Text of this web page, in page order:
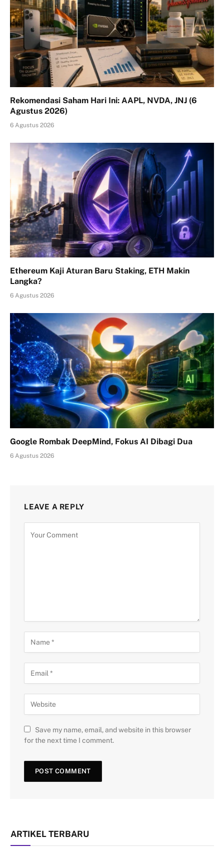
Rekomendasi Saham Hari Ini: AAPL, NVDA, JNJ (6
Agustus 2026)
6 Agustus 2026
Ethereum Kaji Aturan Baru Staking, ETH Makin
Langka?
6 Agustus 2026
Google Rombak DeepMind, Fokus AI Dibagi Dua
6 Agustus 2026
LEAVE A REPLY
Save my name, email, and website in this browser
for the next time I comment.
ARTIKEL TERBARU